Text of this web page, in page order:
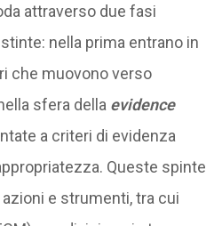
attraverso due fasi
nella prima entrano in
che muovono verso
sfera della evidence
a criteri di evidenza
Queste spinte
e strumenti, tra cui